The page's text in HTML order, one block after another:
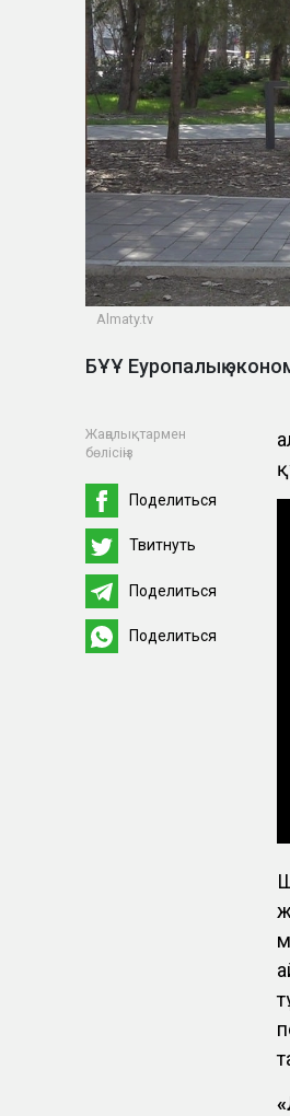
Almaty.tv
БҰҰ Еуропалық
Жаңалықтармен
бөлісіңіз
Поделиться
Твитнуть
Поделиться
Поделиться